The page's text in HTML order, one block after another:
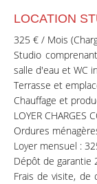
LOCATION
325 € / Mois
Studio
salle d'eau et WC
Terrasse et
Chauffage et
LOYER CHARGES
Ordures
Loyer mensuel :
Dépôt de garantie
Frais de visite, de